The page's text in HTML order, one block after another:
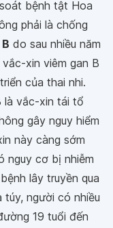
bệnh tật Hoa
phải là chống
do sau nhiều năm
xin viêm gan B
của thai nhi.
là vắc-xin tái tổ
gây nguy hiểm
này càng sớm
nguy cơ bị nhiễm
lây truyền qua
người có nhiều
19 tuổi đến